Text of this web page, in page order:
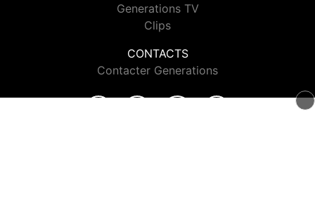
Generations TV
Clips
CONTACTS
Contacter Generations